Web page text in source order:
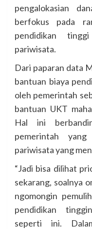
pengalokasian
berfokus pada
pendidikan
pariwisata.
Dari paparan data
bantuan biaya
oleh pemerintah
bantuan UKT
Hal ini
pemerintah
pariwisata yang
“Jadi bisa dilihat
sekarang, soalnya
ngomongin
pendidikan
seperti ini.